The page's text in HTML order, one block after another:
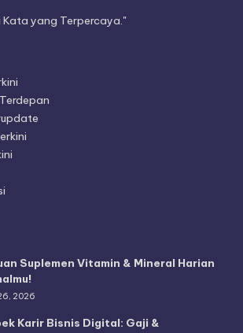
Kata yang Terpercaya."
Suplemen Vitamin & Mineral Harian
2026
Karir Bisnis Digital: Gaji &